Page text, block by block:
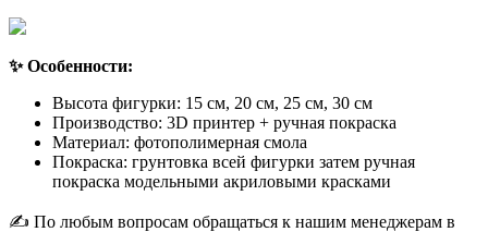
✨ Особенности:
Высота фигурки: 15 см, 20 см, 25 см, 30 см
Производство: 3D принтер + ручная покраска
Материал: фотополимерная смола
Покраска: грунтовка всей фигурки затем ручная
покраска модельными акриловыми красками
✍️ По любым вопросам обращаться к нашим менеджерам в